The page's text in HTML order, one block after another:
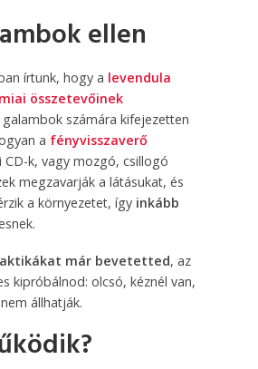
ellen
írtunk, hogy a levendula
összetevőinek
számára kifejezetten
a fényvisszaverő
CD-k, vagy mozgó, csillogó
megzavarják a látásukat, és
a környezetet, így inkább
már bevetetted, az
kipróbálnod: olcsó, kéznél van,
állhatják.